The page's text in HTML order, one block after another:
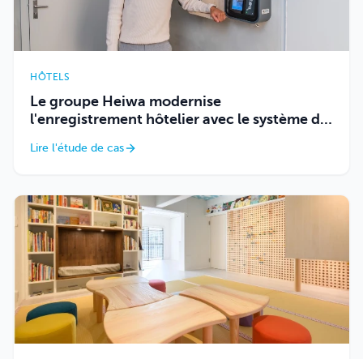
HÔTELS
Le groupe Heiwa modernise
l'enregistrement hôtelier avec le système de
Lire l'étude de cas